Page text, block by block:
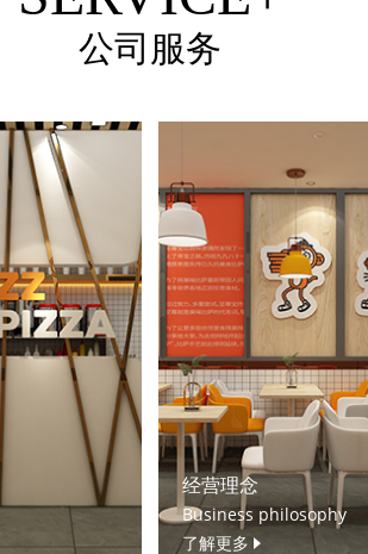
公司服务
经营理念
Business philosophy
了解更多